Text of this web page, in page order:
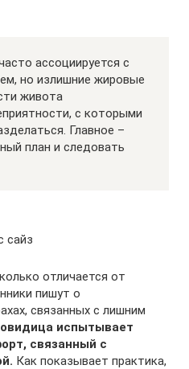
ассоциируется с
но излишние жировые
живота
с которыми
Главное –
план и следовать
сайз
отличается от
пишут о
связанных с лишним
испытывает
связанный с
Как показывает практика,